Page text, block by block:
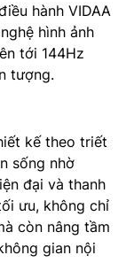
Bass Woofer,
nói rảnh tay,
bằng giọng nói
thoại
qua ứng dụng
hành VIDAA
hình ảnh
tới 144Hz
tượng.
kế theo triết
sống nhờ
đại và thanh
ưu, không chỉ
còn nâng tầm
gian nội